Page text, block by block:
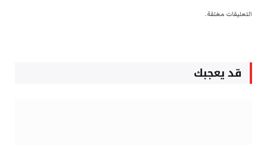
التعليقات مغلقة.
قد يعجبك